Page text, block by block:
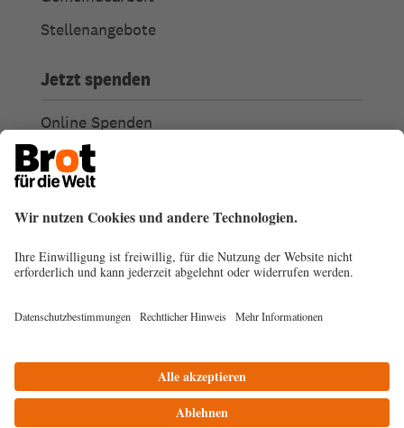
Stellenangebote
Jetzt spenden
Online Spenden
Weitere Spendenmöglichkeiten
Ich habe Fragen zu meiner Spende
Spendengütesiegel
Transparenz
© 2026
Impressum Datenschutz